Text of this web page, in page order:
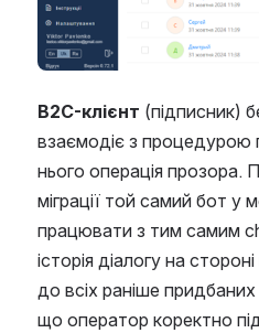
B2C-клієнт (підписник)
взаємодіє з
нього операція прозора.
міграції той самий бот
працювати з тим самим
історія діалогу на
до всіх раніше
що оператор коректно